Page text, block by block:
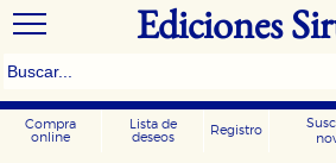
Ediciones
Compra
online
Lista de
deseos
Registro